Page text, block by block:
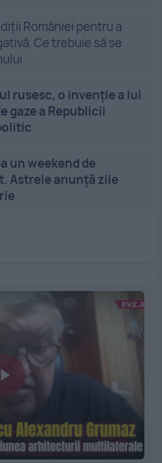
României pentru a
Ce trebuie să se
rusesc, o invenție a lui
gaze a Republicii
un weekend de
Astrele anunță zile